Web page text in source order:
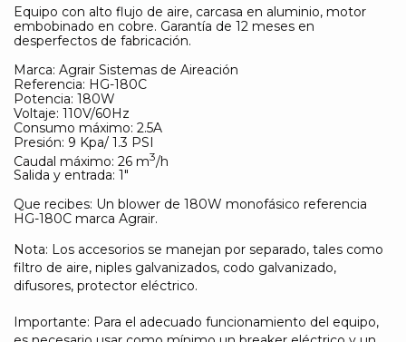
Equipo con alto flujo de aire, carcasa en aluminio, motor
embobinado en cobre. Garantía de 12 meses en
desperfectos de fabricación.
Marca: Agrair Sistemas de Aireación
Referencia: HG-180C
Potencia: 180W
Voltaje: 110V/60Hz
Consumo máximo: 2.5A
Presión: 9 Kpa/ 1.3 PSI
Caudal máximo: 26 m3/h
Salida y entrada: 1"
Que recibes: Un blower de 180W monofásico referencia
HG-180C marca Agrair.
Nota: Los accesorios se manejan por separado, tales como
filtro de aire, niples galvanizados, codo galvanizado,
difusores, protector eléctrico.
Importante: Para el adecuado funcionamiento del equipo,